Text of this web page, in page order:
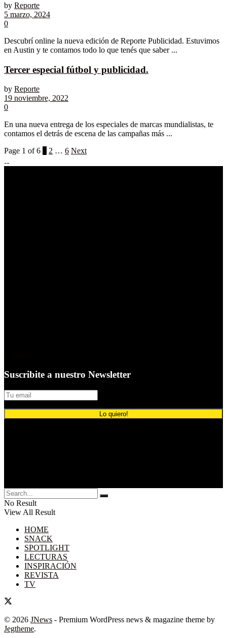
by Reporte
5 marzo, 2024
0
Descubrí online la nueva edición de Reporte Publicidad. Estuvimos
en Austin y te contamos todo lo que tenés que saber ...
Tercer especial fútbol y publicidad.
by Reporte
19 noviembre, 2022
0
En una nueva entrega de los especiales de marcas mundialistas, te
contamos el detrás de escena de las campañas más ...
Page 1 of 6
2 … 6 Next
Suscribite a nuestro Newsletter
No Result
View All Result
HOME
SNACK
SPOTLIGHT
LECTURAS
INSPIRACIÓN
REVISTA
TV
© 2026 JNews - Premium WordPress news & magazine theme by
Jegtheme.